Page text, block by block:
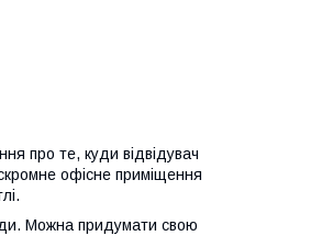
про те, куди відвідувач
офісне приміщення
Можна придумати свою